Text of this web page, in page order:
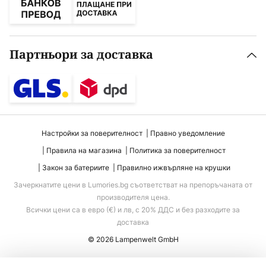
Партньори за доставка
Настройки за поверителност
Правно уведомление
Правила на магазина
Политика за поверителност
Закон за батериите
Правилно ижвърляне на крушки
Зачеркнатите цени в Lumories.bg съответстват на препоръчаната от
производителя цена.
Всички цени са в евро (€) и лв, с 20% ДДС и без разходите за
доставка
© 2026 Lampenwelt GmbH